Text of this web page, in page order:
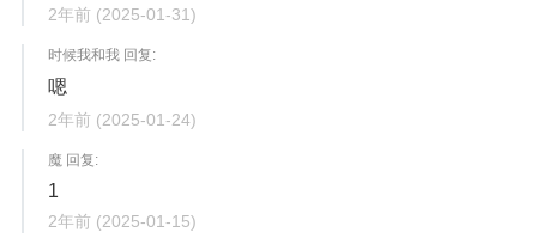
2年前 (2025-01-31)
时候我和我 回复:
嗯
2年前 (2025-01-24)
魔 回复:
1
2年前 (2025-01-15)